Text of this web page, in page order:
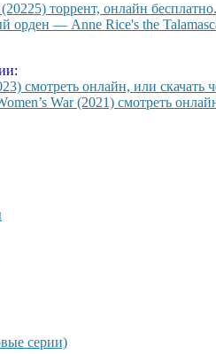
торрент, онлайн бесплатно.
орден — Anne Rice's the
смотреть онлайн, или скачать
War (2021) смотреть
серии)